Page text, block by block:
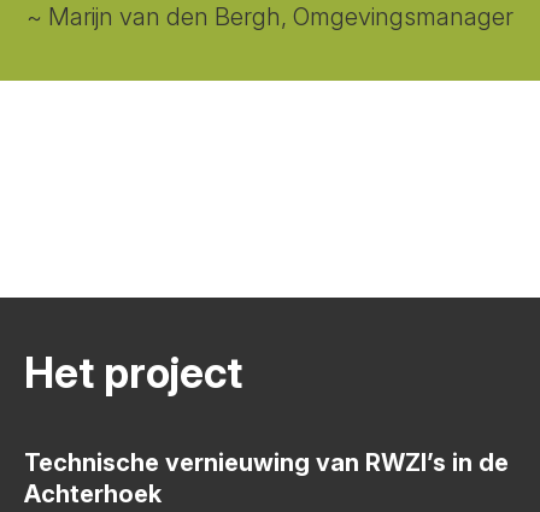
~ Marijn van den Bergh, Omgevingsmanager
Het project
Technische vernieuwing van RWZI’s in de
Achterhoek